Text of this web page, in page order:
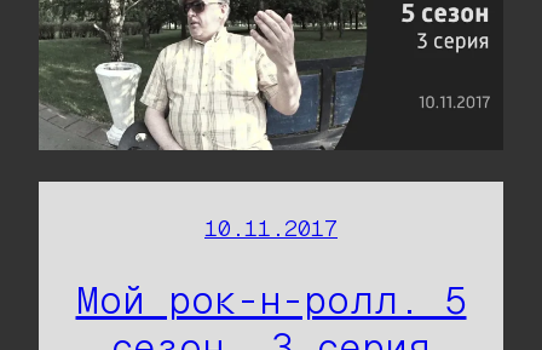
10.11.2017
Мой рок-н-ролл. 5